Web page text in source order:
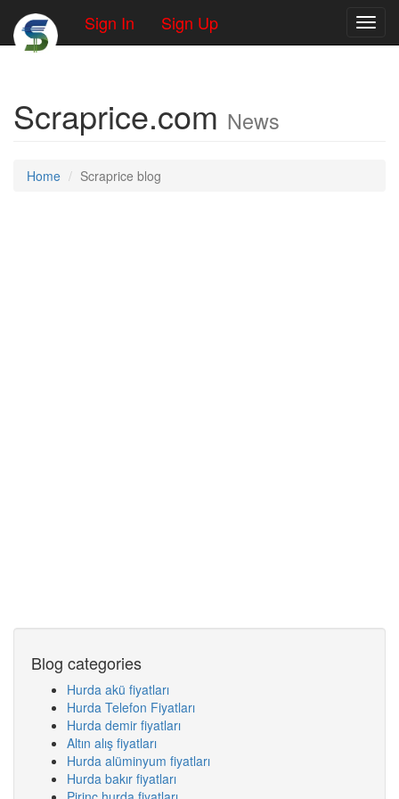
Sign In Sign Up
Scraprice.com News
Home Scraprice blog
Blog categories
Hurda akü fiyatları
Hurda Telefon Fiyatları
Hurda demir fiyatları
Altın alış fiyatları
Hurda alüminyum fiyatları
Hurda bakır fiyatları